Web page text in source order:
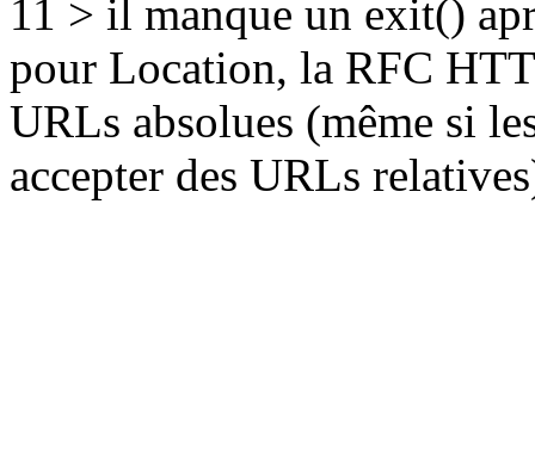
11 > il manque un exit()
pour Location, la RFC
URLs absolues (même si
accepter des URLs